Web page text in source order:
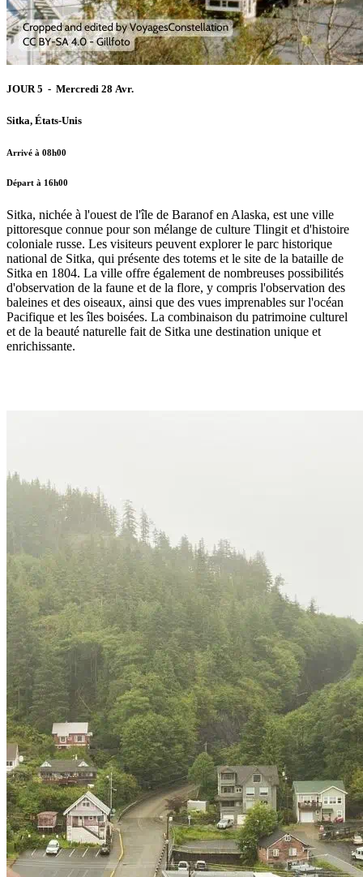
JOUR 5 - Mercredi 28 Avr.
Sitka, États-Unis
Arrivé à 08h00
Départ à 16h00
Sitka, nichée à l'ouest de l'île de Baranof en Alaska, est une ville
pittoresque connue pour son mélange de culture Tlingit et d'histoire
coloniale russe. Les visiteurs peuvent explorer le parc historique
national de Sitka, qui présente des totems et le site de la bataille de
Sitka en 1804. La ville offre également de nombreuses possibilités
d'observation de la faune et de la flore, y compris l'observation des
baleines et des oiseaux, ainsi que des vues imprenables sur l'océan
Pacifique et les îles boisées. La combinaison du patrimoine culturel
et de la beauté naturelle fait de Sitka une destination unique et
enrichissante.